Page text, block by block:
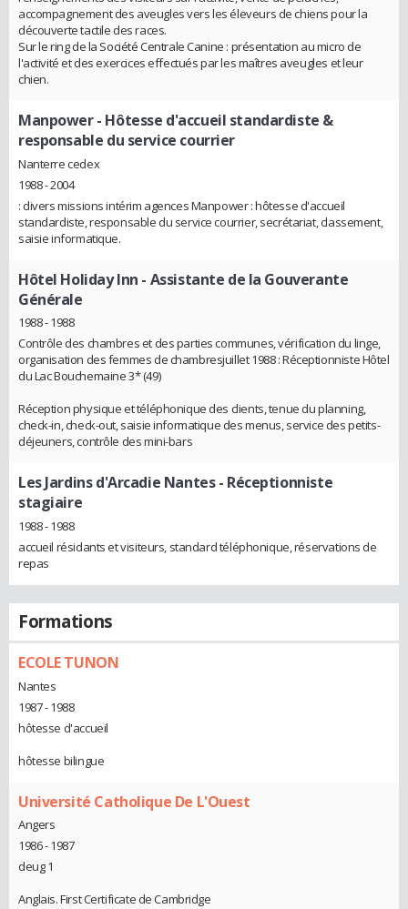
accompagnement des aveugles vers les éleveurs de chiens pour la
découverte tactile des races.
Sur le ring de la Société Centrale Canine : présentation au micro de
l'activité et des exercices effectués par les maîtres aveugles et leur
chien.
Manpower- Hôtesse d'accueil standardiste &
responsable du service courrier
Nanterre cedex
1988 - 2004
: divers missions intérim agences Manpower : hôtesse d'accueil
standardiste, responsable du service courrier, secrétariat, classement,
saisie informatique.
Hôtel Holiday Inn - Assistante de la Gouverante
Générale
1988 - 1988
Contrôle des chambres et des parties communes, vérification du linge,
organisation des femmes de chambresjuillet 1988 : Réceptionniste Hôtel
du Lac Bouchemaine 3* (49)
Réception physique et téléphonique des clients, tenue du planning,
check-in, check-out, saisie informatique des menus, service des petits-
déjeuners, contrôle des mini-bars
Les Jardins d'Arcadie Nantes- Réceptionniste
stagiaire
1988 - 1988
accueil résidants et visiteurs, standard téléphonique, réservations de
repas
Formations
ECOLE TUNON
Nantes
1987 - 1988
hôtesse d'accueil
hôtesse bilingue
Université Catholique De L'Ouest
Angers
1986 - 1987
deug 1
Anglais. First Certificate de Cambridge